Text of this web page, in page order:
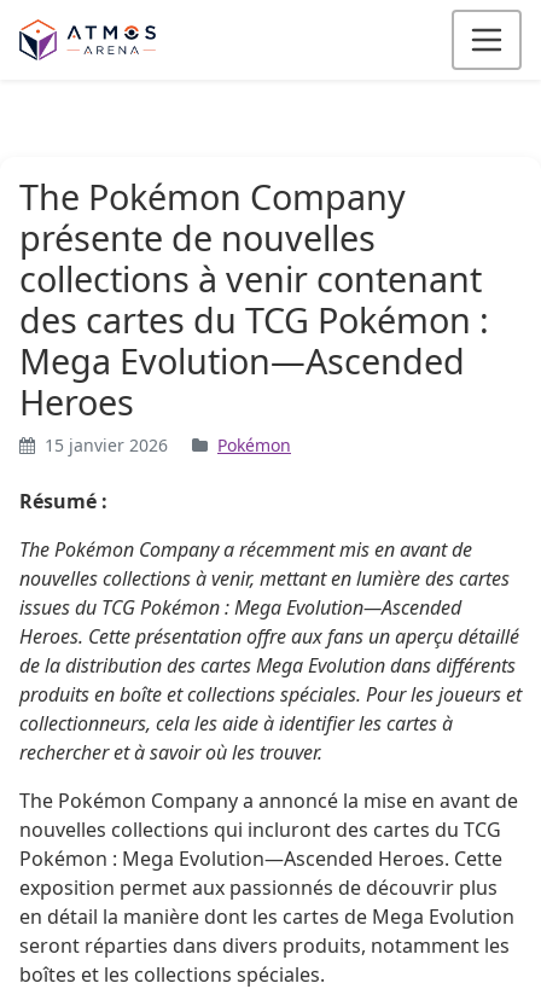
Aller au contenu
The Pokémon Company
présente de nouvelles
collections à venir contenant
des cartes du TCG Pokémon :
Mega Evolution—Ascended
Heroes
15 janvier 2026 Pokémon
Résumé :
The Pokémon Company a récemment mis en avant de
nouvelles collections à venir, mettant en lumière des cartes
issues du TCG Pokémon : Mega Evolution—Ascended
Heroes. Cette présentation offre aux fans un aperçu détaillé
de la distribution des cartes Mega Evolution dans différents
produits en boîte et collections spéciales. Pour les joueurs et
collectionneurs, cela les aide à identifier les cartes à
rechercher et à savoir où les trouver.
The Pokémon Company a annoncé la mise en avant de
nouvelles collections qui incluront des cartes du TCG
Pokémon : Mega Evolution—Ascended Heroes. Cette
exposition permet aux passionnés de découvrir plus
en détail la manière dont les cartes de Mega Evolution
seront réparties dans divers produits, notamment les
boîtes et les collections spéciales.